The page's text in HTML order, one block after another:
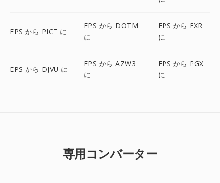
EPS から PICT に
EPS から DOTM
に
EPS から EXR
に
EPS から DJVU に
EPS から AZW3
に
EPS から PGX
に
専用コンバーター